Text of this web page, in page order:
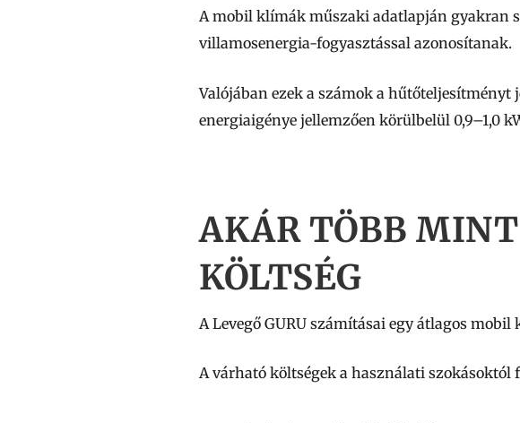
A mobil klímák műszaki adatlapján gyakran
villamosenergia-fogyasztással azonosítanak.
Valójában ezek a számok a
energiaigénye jellemzően körülbelül 0,9–1,0
AKÁR TÖBB MINT
KÖLTSÉG
A Levegő GURU számításai egy átlagos
A várható költségek a használati szokásoktól